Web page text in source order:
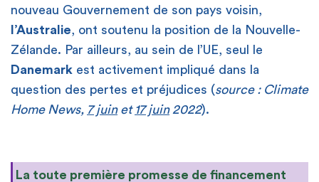
nouveau Gouvernement de son pays voisin,
l’Australie , ont soutenu la position de la Nouvelle-
Zélande. Par ailleurs, au sein de l’UE, seul le
Danemark est activement impliqué dans la
question des pertes et préjudices (source : Climate
Home News, 7 juinet 17 juin2022).
La toute première promesse de financement